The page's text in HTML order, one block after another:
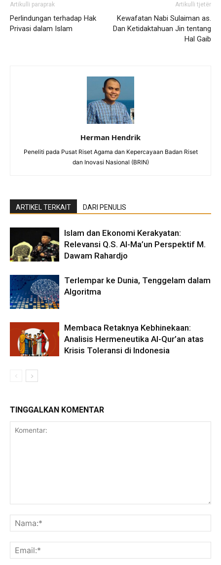
Artikulli paraprak
Perlindungan terhadap Hak
Privasi dalam Islam
Artikulli tjetër
Kewafatan Nabi Sulaiman as.
Dan Ketidaktahuan Jin tentang
Hal Gaib
Herman Hendrik
Peneliti pada Pusat Riset Agama dan Kepercayaan Badan Riset
dan Inovasi Nasional (BRIN)
ARTIKEL TERKAIT DARI PENULIS
Islam dan Ekonomi Kerakyatan:
Relevansi Q.S. Al-Ma’un Perspektif M.
Dawam Rahardjo
Terlempar ke Dunia, Tenggelam dalam
Algoritma
Membaca Retaknya Kebhinekaan:
Analisis Hermeneutika Al-Qur’an atas
Krisis Toleransi di Indonesia
TINGGALKAN KOMENTAR